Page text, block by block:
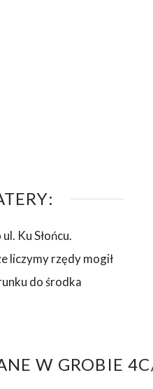
Ku Słońcu.
liczymy rzędy mogił
do środka
W GROBIE